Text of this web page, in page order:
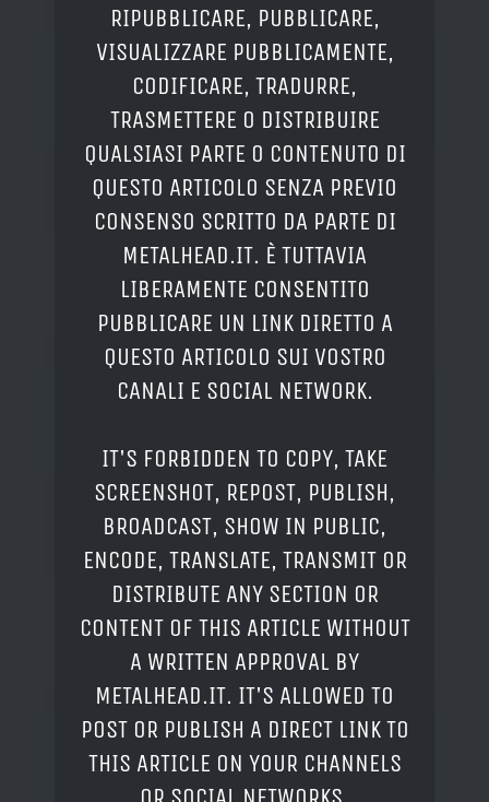
RIPUBBLICARE, PUBBLICARE,
VISUALIZZARE PUBBLICAMENTE,
CODIFICARE, TRADURRE,
TRASMETTERE O DISTRIBUIRE
QUALSIASI PARTE O CONTENUTO DI
QUESTO ARTICOLO SENZA PREVIO
CONSENSO SCRITTO DA PARTE DI
METALHEAD.IT. È TUTTAVIA
LIBERAMENTE CONSENTITO
PUBBLICARE UN LINK DIRETTO A
QUESTO ARTICOLO SUI VOSTRO
CANALI E SOCIAL NETWORK.
IT'S FORBIDDEN TO COPY, TAKE
SCREENSHOT, REPOST, PUBLISH,
BROADCAST, SHOW IN PUBLIC,
ENCODE, TRANSLATE, TRANSMIT OR
DISTRIBUTE ANY SECTION OR
CONTENT OF THIS ARTICLE WITHOUT
A WRITTEN APPROVAL BY
METALHEAD.IT. IT'S ALLOWED TO
POST OR PUBLISH A DIRECT LINK TO
THIS ARTICLE ON YOUR CHANNELS